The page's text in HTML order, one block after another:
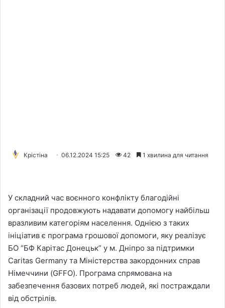
Крістіна 06.12.2024 15:25 42 1 хвилина для читання
У складний час воєнного конфлікту благодійні
організації продовжують надавати допомогу найбільш
вразливим категоріям населення. Однією з таких
ініціатив є програма грошової допомоги, яку реалізує
БО “БФ Карітас Донецьк” у м. Дніпро за підтримки
Caritas Germany та Міністерства закордонних справ
Німеччини (GFFO). Програма спрямована на
забезпечення базових потреб людей, які постраждали
від обстрілів.